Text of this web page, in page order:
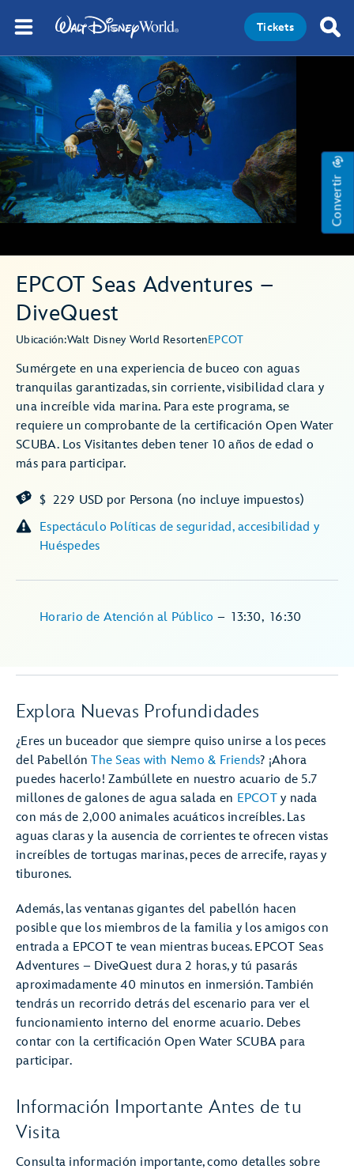
Tickets
Convertir
EPCOT Seas Adventures –
DiveQuest
Ubicación:Walt Disney World ResortenEPCOT
Sumérgete en una experiencia de buceo con aguas
tranquilas garantizadas, sin corriente, visibilidad clara y
una increíble vida marina. Para este programa, se
requiere un comprobante de la certificación Open Water
SCUBA. Los Visitantes deben tener 10 años de edad o
más para participar.
$ 229 USD por Persona (no incluye impuestos)
Espectáculo Políticas de seguridad, accesibilidad y
Huéspedes
Horario de Atención al Público –13:30, 16:30
Explora Nuevas Profundidades
¿Eres un buceador que siempre quiso unirse a los peces
del PabellónThe Seas with Nemo & Friends? ¡Ahora
puedes hacerlo! Zambúllete en nuestro acuario de 5.7
millones de galones de agua salada en EPCOTy nada
con más de 2,000 animales acuáticos increíbles. Las
aguas claras y la ausencia de corrientes te ofrecen vistas
increíbles de tortugas marinas, peces de arrecife, rayas y
tiburones.
Además, las ventanas gigantes del pabellón hacen
posible que los miembros de la familia y los amigos con
entrada a EPCOT te vean mientras buceas. EPCOT Seas
Adventures – DiveQuest dura 2 horas, y tú pasarás
aproximadamente 40 minutos en inmersión. También
tendrás un recorrido detrás del escenario para ver el
funcionamiento interno del enorme acuario. Debes
contar con la certificación Open Water SCUBA para
participar.
Información Importante Antes de tu
Visita
Consulta información importante, como detalles sobre